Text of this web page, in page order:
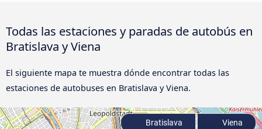
Todas las estaciones y paradas de autobús en
Bratislava y Viena
El siguiente mapa te muestra dónde encontrar todas las
estaciones de autobuses en Bratislava y Viena.
Bratislava Viena